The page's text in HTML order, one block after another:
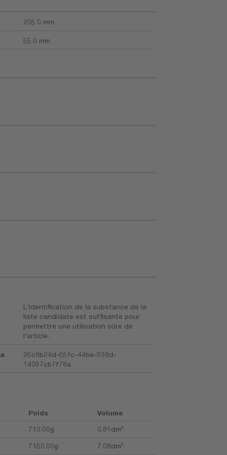
205.0 mm
55.0 mm
L'identification de la substance de la
liste candidate est suffisante pour
permettre une utilisation sûre de
l'article..
26c8b24d-65fc-44be-938d-
14097cb7f78a
Poids
Volume
710.00g 0.81dm³
7160.00g 7.08dm³